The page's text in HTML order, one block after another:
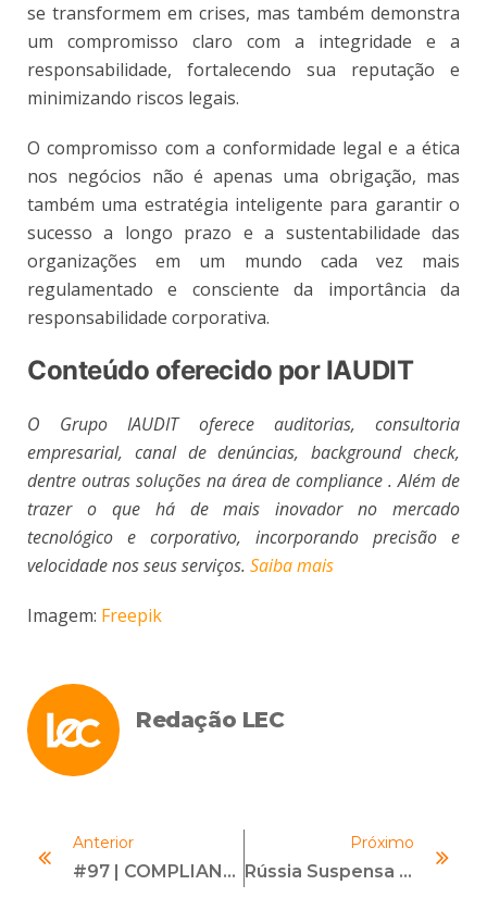
se transformem em crises, mas também demonstra
um compromisso claro com a integridade e a
responsabilidade, fortalecendo sua reputação e
minimizando riscos legais.
O compromisso com a conformidade legal e a ética
nos negócios não é apenas uma obrigação, mas
também uma estratégia inteligente para garantir o
sucesso a longo prazo e a sustentabilidade das
organizações em um mundo cada vez mais
regulamentado e consciente da importância da
responsabilidade corporativa.
Conteúdo oferecido por IAUDIT
O Grupo IAUDIT oferece auditorias, consultoria
empresarial, canal de denúncias, background check,
dentre outras soluções na área de compliance . Além de
trazer o que há de mais inovador no mercado
tecnológico e corporativo, incorporando precisão e
velocidade nos seus serviços. Saiba mais
Imagem: Freepik
Redação LEC
Anterior
#97 | COMPLIANCE DE UM UNICÓRNIO | Com Sophia Rotta
Próximo
Rússia Suspensa Pelo FATF-GAFI Devido À Invasão Da Ucrânia